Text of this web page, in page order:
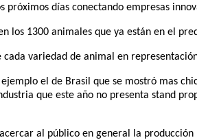
días conectando empresas
los 1300 animales que ya están en el
variedad de animal en
el de Brasil que se mostró mas
que este año no presenta stand
al público en general la